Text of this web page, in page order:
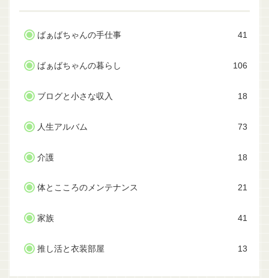
ばぁばちゃんの手仕事 41
ばぁばちゃんの暮らし 106
ブログと小さな収入 18
人生アルバム 73
介護 18
体とこころのメンテナンス 21
家族 41
推し活と衣装部屋 13